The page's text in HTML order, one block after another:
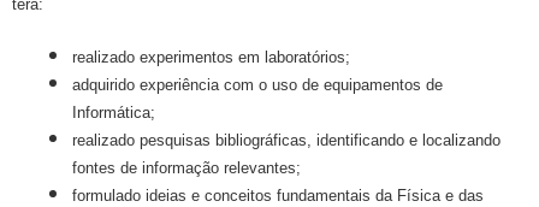
terá:
realizado experimentos em laboratórios;
adquirido experiência com o uso de equipamentos de
Informática;
realizado pesquisas bibliográficas, identificando e localizando
fontes de informação relevantes;
formulado ideias e conceitos fundamentais da Física e das